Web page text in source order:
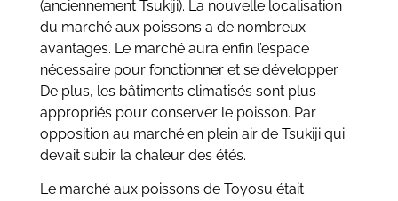
(anciennement Tsukiji). La nouvelle localisation
du marché aux poissons a de nombreux
avantages. Le marché aura enfin l’espace
nécessaire pour fonctionner et se développer.
De plus, les bâtiments climatisés sont plus
appropriés pour conserver le poisson. Par
opposition au marché en plein air de Tsukiji qui
devait subir la chaleur des étés.
Le marché aux poissons de Toyosu était